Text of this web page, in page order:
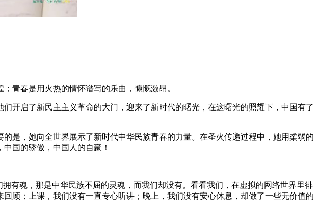
青春是用火热的情怀谱写的乐曲，慷慨激昂。
开启了新民主主义革命的大门，迎来了新时代的曙光，在这曙光的照耀下，中国有了
是，她向全世界展示了新时代中华民族青春的力量。在圣火传递过程中，她用柔弱的
国的骄傲，中国人的自豪！
有魂，那是中华民族不屈的灵魂，而我们却没有。看看我们，在虚拟的网络世界里徘
顾；上课，我们没有一直专心听讲；晚上，我们没有安心休息，却做了一些无价值的